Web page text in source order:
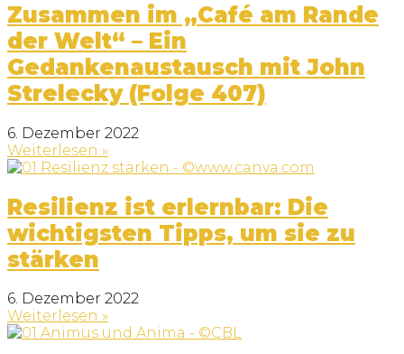
Zusammen im „Café am Rande
der Welt“ – Ein
Gedankenaustausch mit John
Strelecky (Folge 407)
6. Dezember 2022
Weiterlesen »
Resilienz ist erlernbar: Die
wichtigsten Tipps, um sie zu
stärken
6. Dezember 2022
Weiterlesen »